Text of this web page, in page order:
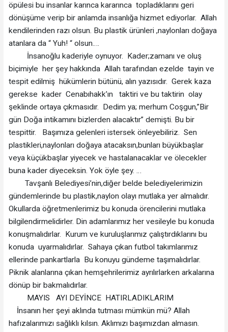
öpülesi bu insanlar karınca kararınca topladıklarını geri
dönüşüme verip bir anlamda insanlığa hizmet ediyorlar. Allah
kendilerinden razı olsun. Bu plastik ürünleri ,naylonları doğaya
atanlara da “ Yuh! “ olsun….
İnsanoğlu kaderiyle oynuyor. Kader;zamanı ve oluş
biçimiyle her şey hakkında Allah tarafından ezelde tayin ve
tespit edilmiş hükümlerin bütünü, alın yazısıdır. Gerek kaza
gerekse kader Cenabıhakk’ın taktiri ve bu taktirin olay
şeklinde ortaya çıkmasıdır. Dedim ya; merhum Coşgun,”Bir
gün Doğa intikamını bizlerden alacaktır” demişti. Bu bir
tespittir. Başımıza gelenleri istersek önleyebiliriz. Sen
plastikleri,naylonları doğaya atacaksın,bunları büyükbaşlar
veya küçükbaşlar yiyecek ve hastalanacaklar ve ölecekler
buna kader diyeceksin. Yok öyle şey. …
Tavşanlı Belediyesi’nin,diğer belde belediyelerimizin
gündemlerinde bu plastik,naylon olayı mutlaka yer almalıdır.
Okullarda öğretmenlerimiz bu konuda örencilerini mutlaka
bilgilendirmelidirler. Din adamlarımız her vesileyle bu konuda
konuşmalıdırlar. Kurum ve kuruluşlarımız çalıştırdıklarını bu
konuda uyarmalıdırlar. Sahaya çıkan futbol takımlarımız
ellerinde pankartlarla Bu konuyu gündeme taşımalıdırlar.
Piknik alanlarına çıkan hemşehrilerimiz ayrılırlarken arkalarına
dönüp bir bakmalıdırlar.
MAYIS AYI DEYİNCE HATIRLADIKLARIM
İnsanın her şeyi aklında tutması mümkün mü? Allah
hafızalarımızı sağlıklı kılsın. Aklımızı başımızdan almasın.